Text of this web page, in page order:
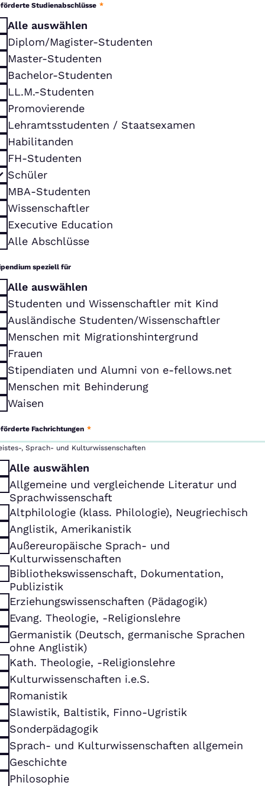
Studienabschlüsse *
Alle auswählen
Diplom/Magister-Studenten
Master-Studenten
Bachelor-Studenten
LL.M.-Studenten
Promovierende
Lehramtsstudenten / Staatsexamen
Habilitanden
FH-Studenten
Schüler
MBA-Studenten
Wissenschaftler
Executive Education
Alle Abschlüsse
speziell für
Alle auswählen
Studenten und Wissenschaftler mit Kind
Ausländische Studenten/Wissenschaftler
Menschen mit Migrationshintergrund
Frauen
Stipendiaten und Alumni von e-fellows.net
Menschen mit Behinderung
Waisen
Fachrichtungen *
, Sprach- und Kulturwissenschaften
Alle auswählen
Allgemeine und vergleichende Literatur und
Sprachwissenschaft
Altphilologie (klass. Philologie), Neugriechisch
Anglistik, Amerikanistik
Außereuropäische Sprach- und
Kulturwissenschaften
Bibliothekswissenschaft, Dokumentation,
Publizistik
Erziehungswissenschaften (Pädagogik)
Evang. Theologie, -Religionslehre
Germanistik (Deutsch, germanische Sprachen
ohne Anglistik)
Kath. Theologie, -Religionslehre
Kulturwissenschaften i.e.S.
Romanistik
Slawistik, Baltistik, Finno-Ugristik
Sonderpädagogik
Sprach- und Kulturwissenschaften allgemein
Geschichte
Philosophie